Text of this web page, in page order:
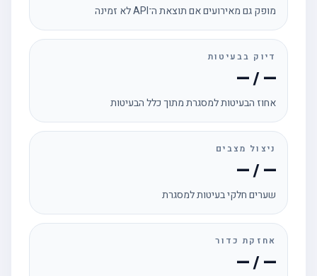
מופק גם מאירועים אם תוצאת ה־API לא זמינה
דיוק בבעיטות
— / —
אחוז הבעיטות למסגרת מתוך כלל הבעיטות
ניצול מצבים
— / —
שערים חלקי בעיטות למסגרת
אחזקת כדור
— / —